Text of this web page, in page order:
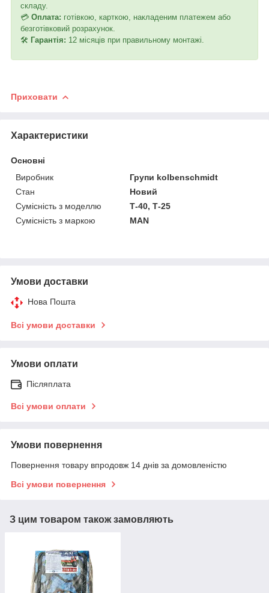
складу.
💳 Оплата: готівкою, карткою, накладеним платежем або
безготівковий розрахунок.
🛠 Гарантія: 12 місяців при правильному монтажі.
Приховати
Характеристики
Основні
Виробник
Групи kolbenschmidt
Стан
Новий
Сумісність з моделлю
Т-40, Т-25
Сумісність з маркою
MAN
Умови доставки
Нова Пошта
Всі умови доставки
Умови оплати
Післяплата
Всі умови оплати
Умови повернення
Повернення товару впродовж 14 днів за домовленістю
Всі умови повернення
З цим товаром також замовляють